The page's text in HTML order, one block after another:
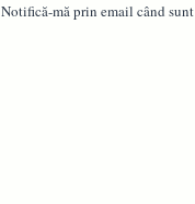
Notifică-mă prin email când